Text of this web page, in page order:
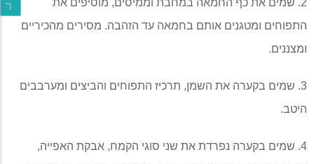
ר
התפוחים ומטגנים אותם בחמאה עד הזהבה. מסירים מהכיריים
ומצננים.
3. שמים בקערה את השמן, תרכיז התפוחים והביצים ומערבבים
היטב.
4. שמים בקערה נפרדת את שני סוגי הקמח, אבקת האפייה,